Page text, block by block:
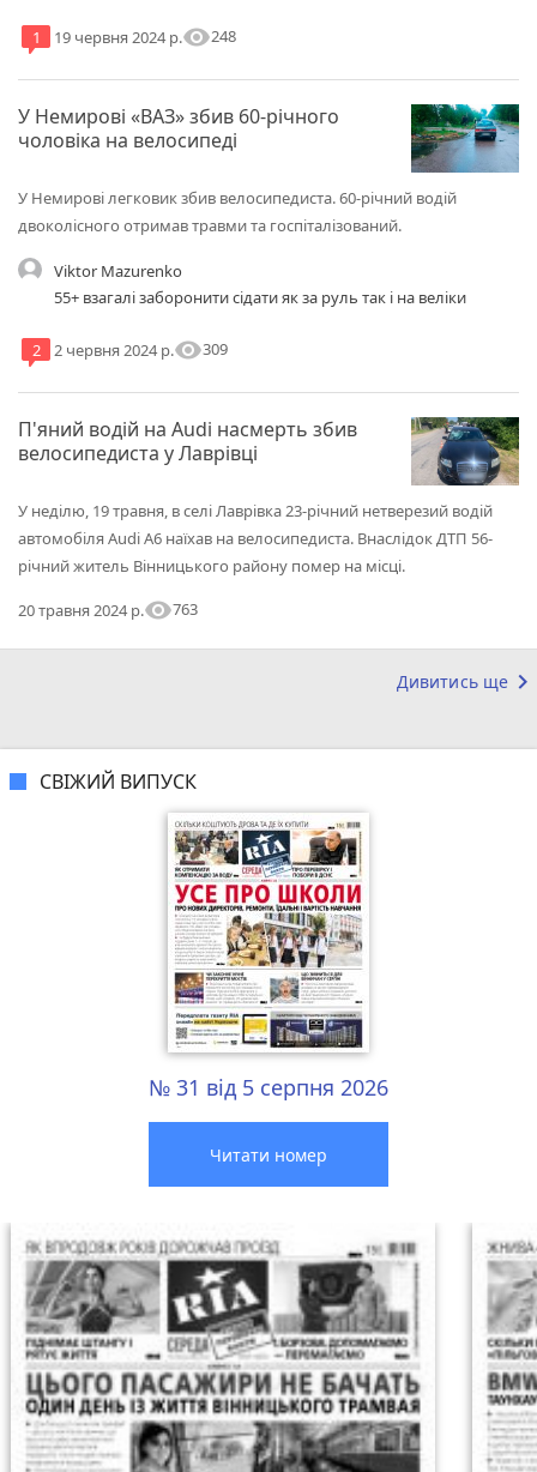
вгадати швидкість. Руху велосипедиста. Тому велосипед,
самокат. Все перевозиться в руках. А особливо в ,
1 19 червня 2024 р.visibility248
У Немирові «ВАЗ» збив 60-річного
чоловіка на велосипеді
У Немирові легковик збив велосипедиста. 60-річний водій
двоколісного отримав травми та госпіталізований.
Viktor Mazurenko
55+ взагалі заборонити сідати як за руль так і на веліки
2 2 червня 2024 р.visibility309
П'яний водій на Audi насмерть збив
велосипедиста у Лаврівці
У неділю, 19 травня, в селі Лаврівка 23-річний нетверезий водій
автомобіля Audi A6 наїхав на велосипедиста. Внаслідок ДТП 56-
річний житель Вінницького району помер на місці.
20 травня 2024 р.visibility763
Дивитись ще keyboard_arrow_right
СВІЖИЙ ВИПУСК
№ 31 від 5 серпня 2026
Читати номер